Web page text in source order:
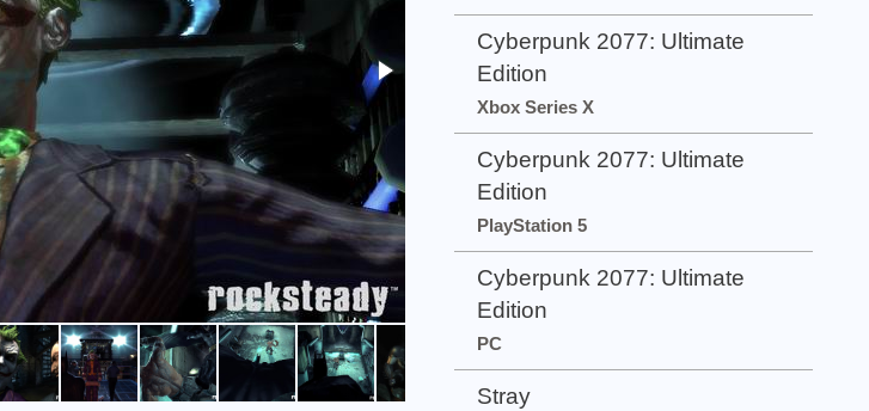
Cyberpunk 2077: Ultimate
Edition
Xbox Series X
Cyberpunk 2077: Ultimate
Edition
PlayStation 5
Cyberpunk 2077: Ultimate
Edition
PC
Stray